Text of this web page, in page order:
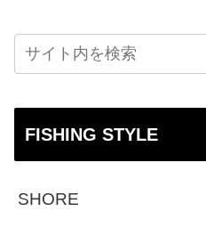
FISHING STYLE
SHORE